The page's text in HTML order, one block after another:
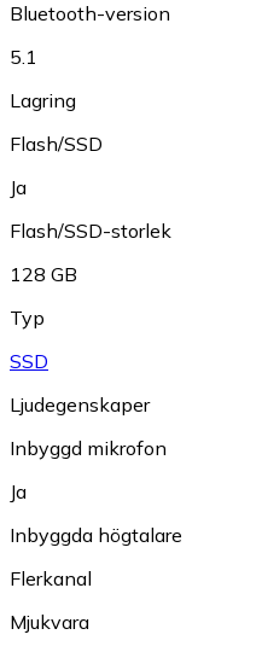
Bluetooth-version
5.1
Lagring
Flash/SSD
Ja
Flash/SSD-storlek
128 GB
Typ
SSD
Ljudegenskaper
Inbyggd mikrofon
Ja
Inbyggda högtalare
Flerkanal
Mjukvara